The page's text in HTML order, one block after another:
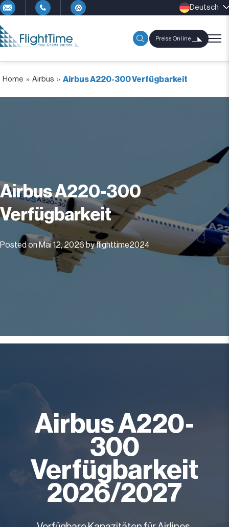
Deutsch
Preise Online
Home » Airbus » Airbus A220-300 Verfügbarkeit
Airbus A220-300
Verfügbarkeit
Posted on Mai 12, 2026byflighttime2024
Airbus A220-
300
Verfügbarkeit
2026/2027